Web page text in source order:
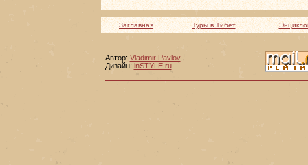
Заглавная Туры в Тибет
Автор: Vladimir Pavlov
Дизайн: inSTYLE.ru